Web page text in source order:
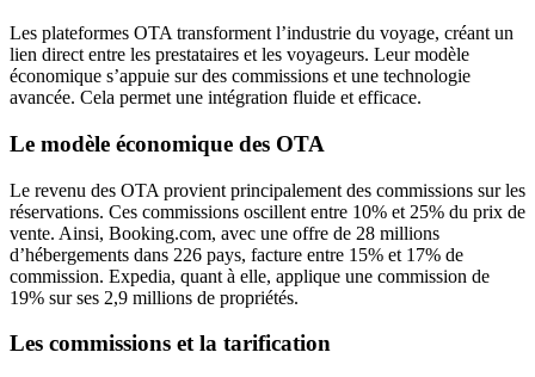
Les plateformes OTA transforment l’industrie du voyage, créant un
lien direct entre les prestataires et les voyageurs. Leur modèle
économique s’appuie sur des commissions et une technologie
avancée. Cela permet une intégration fluide et efficace.
Le modèle économique des OTA
Le revenu des OTA provient principalement des commissions sur les
réservations. Ces commissions oscillent entre 10% et 25% du prix de
vente. Ainsi, Booking.com, avec une offre de 28 millions
d’hébergements dans 226 pays, facture entre 15% et 17% de
commission. Expedia, quant à elle, applique une commission de
19% sur ses 2,9 millions de propriétés.
Les commissions et la tarification